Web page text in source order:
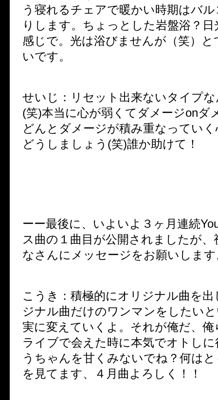
う寝れるチェアで暖かい時期はバ
りします。ちょっとした岩盤浴？
感じで。光は浴びませんが（笑）と
いです。
せいじ：リセット出来ないタイプ
(笑)本当に心が弱くてダメージonダ
どんとダメージが積み重なってい
どうしましょう (笑)誰か助けて！
ーー最後に、いよいよ３ヶ月連続
ス曲の１曲目が公開されましたが、
なさんにメッセージをお願いしま
こうき：積極的にオリジナル曲を
ジナル曲だけのワンマンをしたい
実に変えていくよ。それが俺だ、
ライブで会えた時に本気でオトし
うちゃんを甘くみないでね？何は
を見てます、４月曲よろしく！！